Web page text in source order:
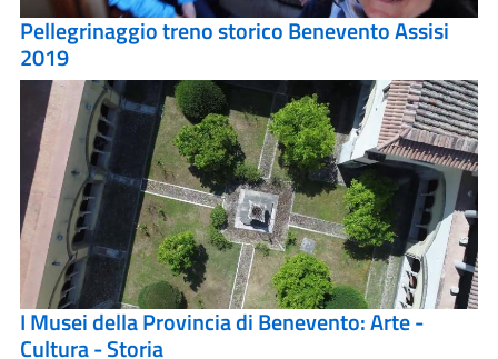
Pellegrinaggio treno storico Benevento Assisi
2019
I Musei della Provincia di Benevento: Arte -
Cultura - Storia